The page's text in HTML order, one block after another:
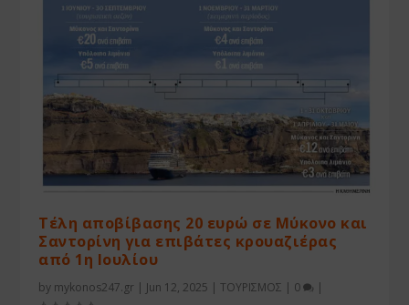
Τέλη αποβίβασης 20 ευρώ σε Μύκονο και
Σαντορίνη για επιβάτες κρουαζιέρας
από 1η Ιουλίου
by mykonos247.gr | Jun 12, 2025 |ΤΟΥΡΙΣΜΟΣ | 0 |